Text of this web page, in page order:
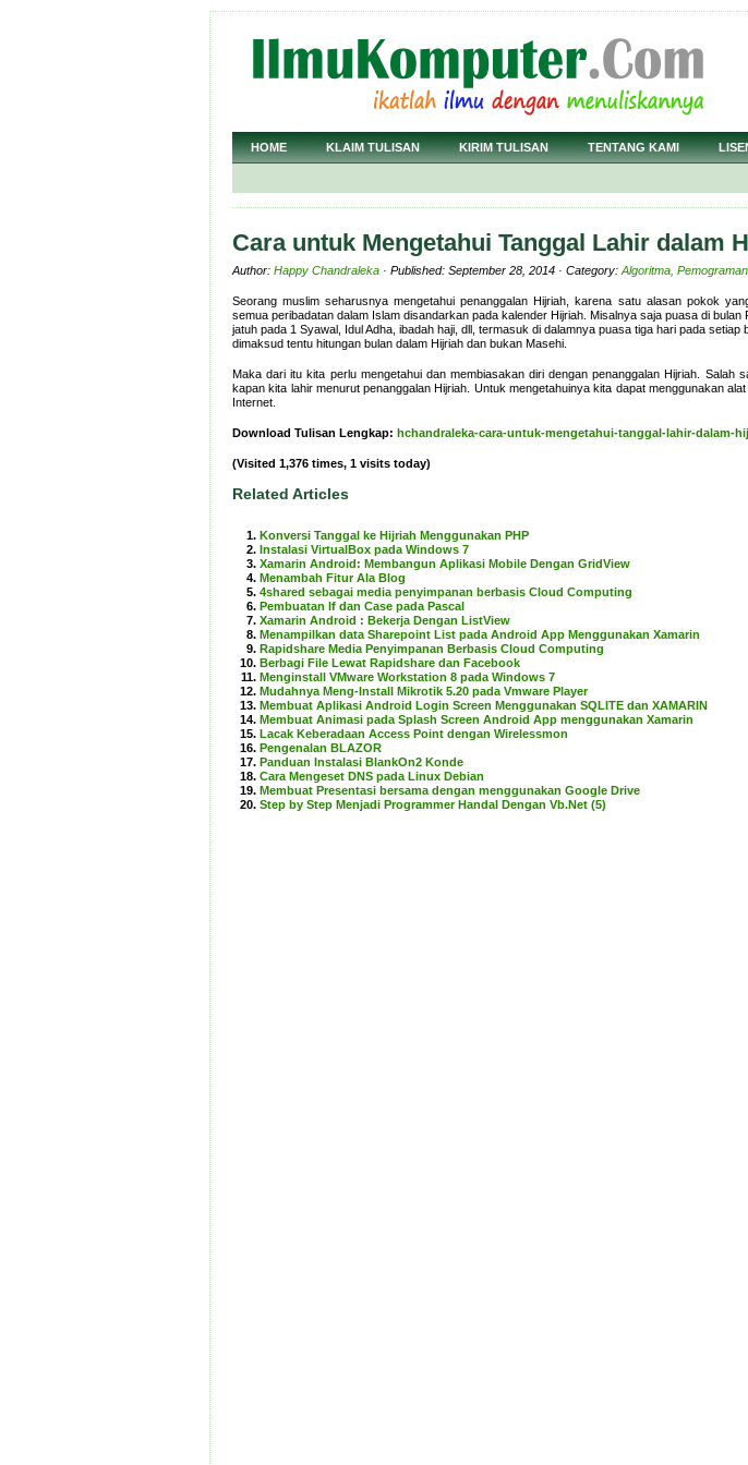
HOME KLAIM TULISAN KIRIM TULISAN TENTANG KAMI
Cara untuk Mengetahui Tanggal Lahir dalam
Author: Happy Chandraleka · Published: September 28, 2014 · Category: Algoritma,
Seorang muslim seharusnya mengetahui penanggalan Hijriah, karena satu alasan pokok
semua peribadatan dalam Islam disandarkan pada kalender Hijriah. Misalnya saja puasa di bulan
jatuh pada 1 Syawal, Idul Adha, ibadah haji, dll, termasuk di dalamnya puasa tiga hari pada setiap
dimaksud tentu hitungan bulan dalam Hijriah dan bukan Masehi.
Maka dari itu kita perlu mengetahui dan membiasakan diri dengan penanggalan Hijriah. Salah
kapan kita lahir menurut penanggalan Hijriah. Untuk mengetahuinya kita dapat menggunakan
Internet.
Download Tulisan Lengkap: hchandraleka-cara-untuk-mengetahui-tanggal-lahir-dalam-
(Visited 1,376 times, 1 visits today)
Related Articles
Konversi Tanggal ke Hijriah Menggunakan PHP
Instalasi VirtualBox pada Windows 7
Xamarin Android: Membangun Aplikasi Mobile Dengan GridView
Menambah Fitur Ala Blog
4shared sebagai media penyimpanan berbasis Cloud Computing
Pembuatan If dan Case pada Pascal
Xamarin Android : Bekerja Dengan ListView
Menampilkan data Sharepoint List pada Android App Menggunakan Xamarin
Rapidshare Media Penyimpanan Berbasis Cloud Computing
Berbagi File Lewat Rapidshare dan Facebook
Menginstall VMware Workstation 8 pada Windows 7
Mudahnya Meng-Install Mikrotik 5.20 pada Vmware Player
Membuat Aplikasi Android Login Screen Menggunakan SQLITE dan XAMARIN
Membuat Animasi pada Splash Screen Android App menggunakan Xamarin
Lacak Keberadaan Access Point dengan Wirelessmon
Pengenalan BLAZOR
Panduan Instalasi BlankOn2 Konde
Cara Mengeset DNS pada Linux Debian
Membuat Presentasi bersama dengan menggunakan Google Drive
Step by Step Menjadi Programmer Handal Dengan Vb.Net (5)